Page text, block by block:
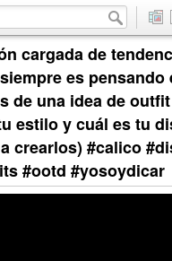
cargada de
es pensando
de una idea de
estilo y cuál es tu
crearlos) #calico
#ootd #yosoydicar